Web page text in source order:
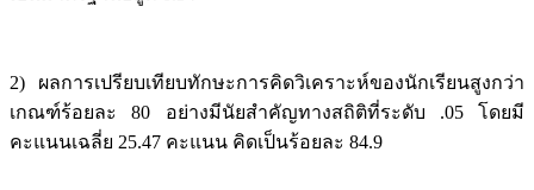
2) ผลการเปรียบเทียบทักษะการคิดวิเคราะห์ของนักเรียนสูงกว่า
เกณฑ์ร้อยละ 80 อย่างมีนัยสำคัญทางสถิติที่ระดับ .05 โดยมี
คะแนนเฉลี่ย 25.47 คะแนน คิดเป็นร้อยละ 84.9